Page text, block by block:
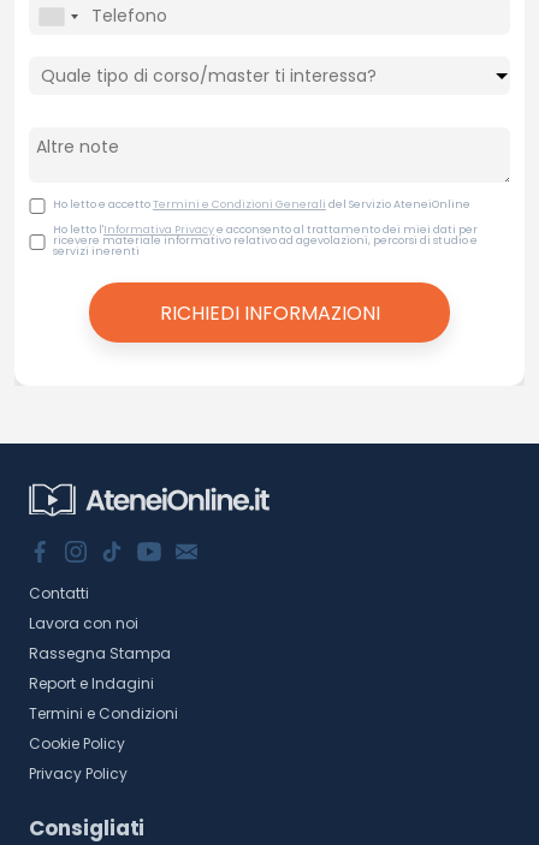
Ho letto e accettoTermini e Condizioni Generali del Servizio AteneiOnline
Ho letto l'Informativa Privacye acconsento al trattamento dei miei dati per
ricevere materiale informativo relativo ad agevolazioni, percorsi di studio e
servizi inerenti
Contatti
Lavora con noi
Rassegna Stampa
Report e Indagini
Termini e Condizioni
Cookie Policy
Privacy Policy
Consigliati